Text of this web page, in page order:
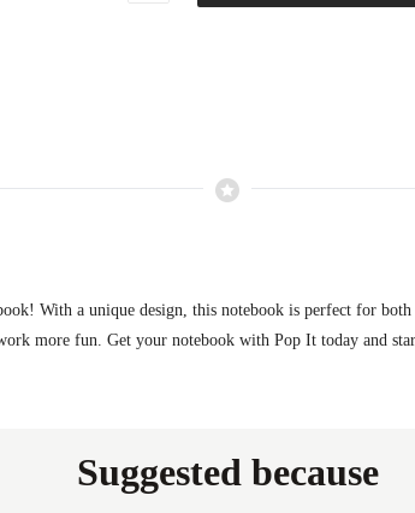
With a unique design, this notebook is perfect for
more fun. Get your notebook with Pop It today and
Suggested because